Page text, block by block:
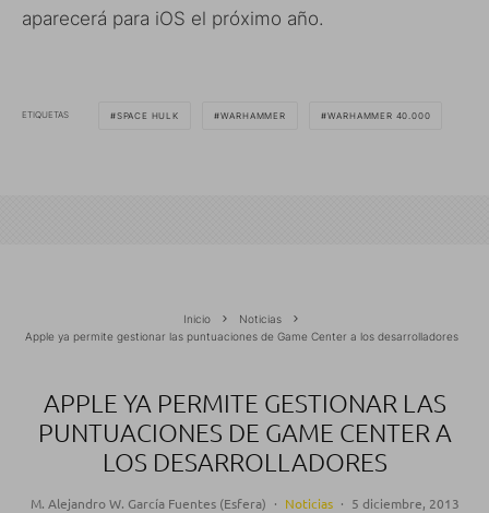
aparecerá para iOS el próximo año.
ETIQUETAS SPACE HULK WARHAMMER WARHAMMER 40.000
Inicio
Noticias
Apple ya permite gestionar las puntuaciones de Game Center a los desarrolladores
APPLE YA PERMITE GESTIONAR LAS
PUNTUACIONES DE GAME CENTER A
LOS DESARROLLADORES
M. Alejandro W. García Fuentes (Esfera) · Noticias · 5 diciembre, 2013